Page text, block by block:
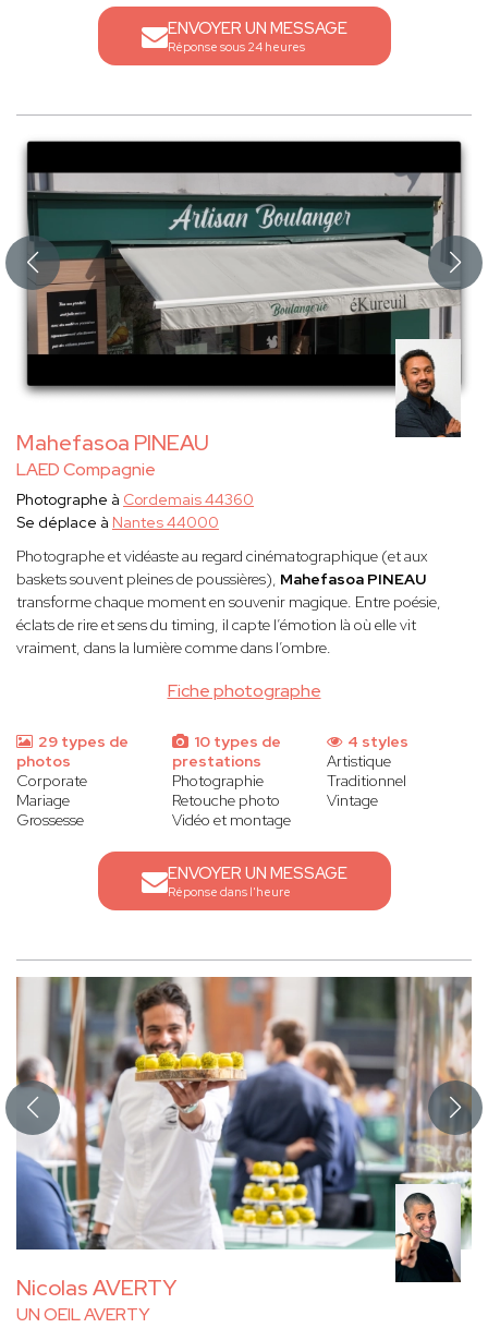
ENVOYER UN MESSAGE
Réponse sous 24 heures
Mahefasoa PINEAU
LAED Compagnie
Fiche photographe
Photographe à Cordemais 44360
Se déplace à Nantes 44000
Photographe et vidéaste au regard cinématographique (et aux
baskets souvent pleines de poussières), Mahefasoa PINEAU
transforme chaque moment en souvenir magique. Entre poésie,
éclats de rire et sens du timing, il capte l’émotion là où elle vit
vraiment, dans la lumière comme dans l’ombre.
29 types de
photos
Corporate
Mariage
Grossesse
10 types de
prestations
Photographie
Retouche photo
Vidéo et montage
4 styles
Artistique
Traditionnel
Vintage
ENVOYER UN MESSAGE
Réponse dans l'heure
Nicolas AVERTY
UN OEIL AVERTY